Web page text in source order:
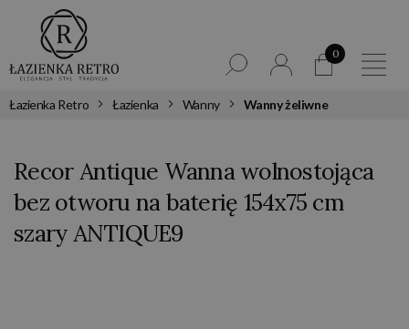
0
Łazienka Retro Łazienka Wanny Wanny żeliwne
Recor Antique Wanna wolnostojąca
bez otworu na baterię 154x75 cm
szary ANTIQUE9